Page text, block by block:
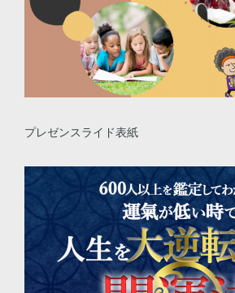
プレゼンスライド表紙